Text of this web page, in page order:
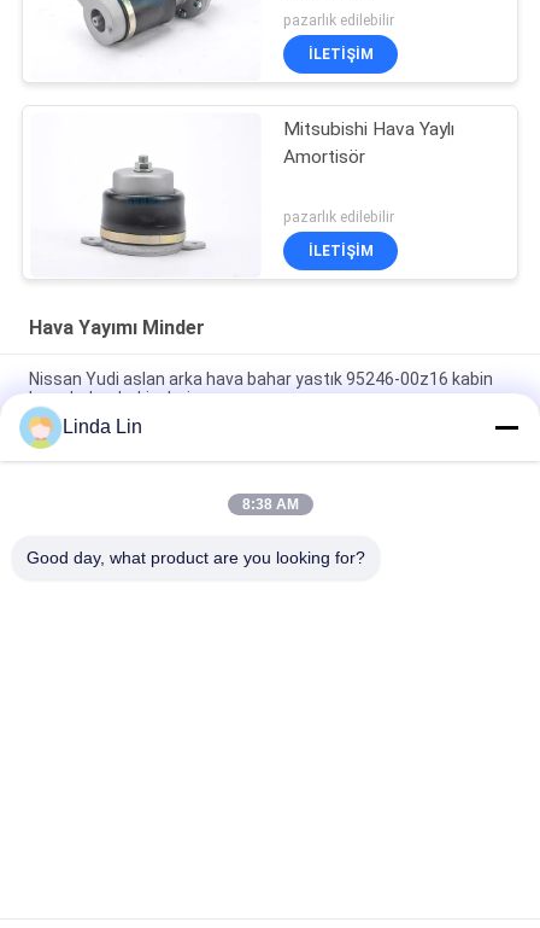
pazarlık edilebilir
İLETIŞIM
Mitsubishi Hava Yaylı
Amortisör
pazarlık edilebilir
İLETIŞIM
Hava Yayımı Minder
Nissan Yudi aslan arka hava bahar yastık 95246-00z16 kabin
hava bahar bakiyeleri
95148-00Z17 Kabin Hava Yayı Nissan Yudi Aslan Ön Hava
Amortisörü
Nissan Ön Kol Tipi Haddeleme Lob Hava Bahar Yastık Sürücü
Linda Lin
8:38 AM
Good day, what product are you looking for?